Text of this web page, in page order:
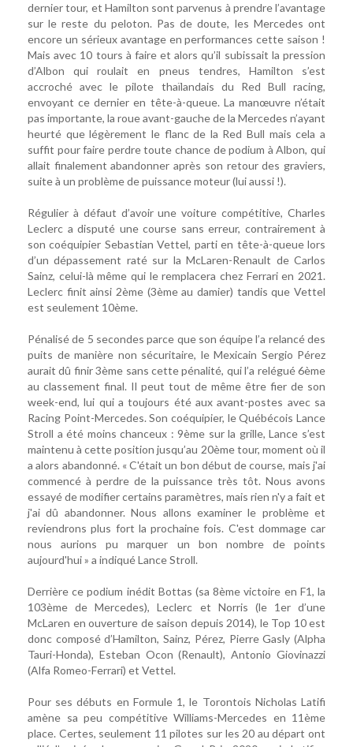
dernier tour, et Hamilton sont parvenus à prendre l’avantage
sur le reste du peloton. Pas de doute, les Mercedes ont
encore un sérieux avantage en performances cette saison !
Mais avec 10 tours à faire et alors qu’il subissait la pression
d’Albon qui roulait en pneus tendres, Hamilton s’est
accroché avec le pilote thaïlandais du Red Bull racing,
envoyant ce dernier en tête-à-queue. La manœuvre n’était
pas importante, la roue avant-gauche de la Mercedes n’ayant
heurté que légèrement le flanc de la Red Bull mais cela a
suffit pour faire perdre toute chance de podium à Albon, qui
allait finalement abandonner après son retour des graviers,
suite à un problème de puissance moteur (lui aussi !).
Régulier à défaut d’avoir une voiture compétitive, Charles
Leclerc a disputé une course sans erreur, contrairement à
son coéquipier Sebastian Vettel, parti en tête-à-queue lors
d’un dépassement raté sur la McLaren-Renault de Carlos
Sainz, celui-là même qui le remplacera chez Ferrari en 2021.
Leclerc finit ainsi 2ème (3ème au damier) tandis que Vettel
est seulement 10ème.
Pénalisé de 5 secondes parce que son équipe l’a relancé des
puits de manière non sécuritaire, le Mexicain Sergio Pérez
aurait dû finir 3ème sans cette pénalité, qui l’a relégué 6ème
au classement final. Il peut tout de même être fier de son
week-end, lui qui a toujours été aux avant-postes avec sa
Racing Point-Mercedes. Son coéquipier, le Québécois Lance
Stroll a été moins chanceux : 9ème sur la grille, Lance s’est
maintenu à cette position jusqu’au 20ème tour, moment où il
a alors abandonné. « C'était un bon début de course, mais j'ai
commencé à perdre de la puissance très tôt. Nous avons
essayé de modifier certains paramètres, mais rien n'y a fait et
j'ai dû abandonner. Nous allons examiner le problème et
reviendrons plus fort la prochaine fois. C'est dommage car
nous aurions pu marquer un bon nombre de points
aujourd'hui » a indiqué Lance Stroll.
Derrière ce podium inédit Bottas (sa 8ème victoire en F1, la
103ème de Mercedes), Leclerc et Norris (le 1er d’une
McLaren en ouverture de saison depuis 2014), le Top 10 est
donc composé d’Hamilton, Sainz, Pérez, Pierre Gasly (Alpha
Tauri-Honda), Esteban Ocon (Renault), Antonio Giovinazzi
(Alfa Romeo-Ferrari) et Vettel.
Pour ses débuts en Formule 1, le Torontois Nicholas Latifi
amène sa peu compétitive Williams-Mercedes en 11ème
place. Certes, seulement 11 pilotes sur les 20 au départ ont